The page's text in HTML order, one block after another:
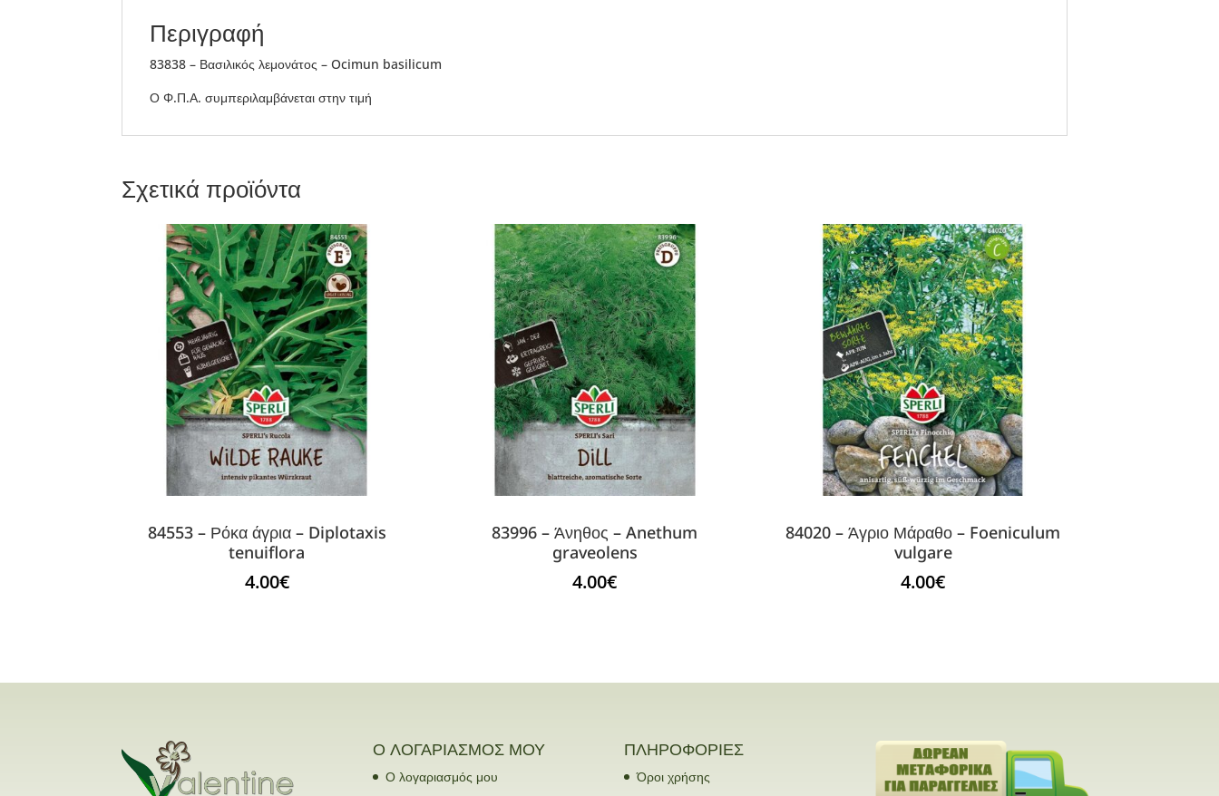
Περιγραφή
83838 – Βασιλικός λεμονάτος – Ocimun basilicum
Ο Φ.Π.Α. συμπεριλαμβάνεται στην τιμή
Σχετικά προϊόντα
84553 – Ρόκα άγρια – Diplotaxis
tenuiflora
4.00€
83996 – Άνηθος – Anethum
graveolens
4.00€
84020 – Άγριο Μάραθο – Foeniculum
vulgare
4.00€
Ο ΛΟΓΑΡΙΑΣΜΟΣ ΜΟΥ
Ο λογαριασμός μου
ΠΛΗΡΟΦΟΡΙΕΣ
Όροι χρήσης